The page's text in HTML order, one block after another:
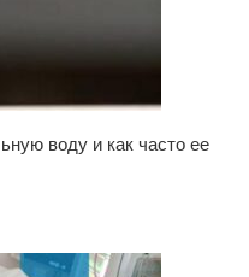
воду и как часто ее